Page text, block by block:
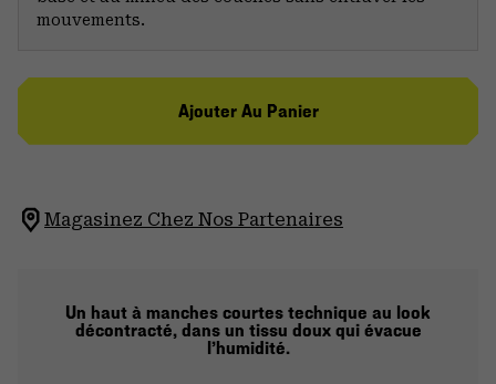
mouvements.
Ajouter Au Panier
Magasinez Chez Nos Partenaires
Un haut à manches courtes technique au look
décontracté, dans un tissu doux qui évacue
l’humidité.